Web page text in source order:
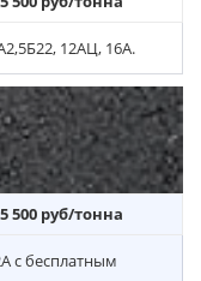
12АЦ, 16А.
500 руб/тонна
с бесплатным